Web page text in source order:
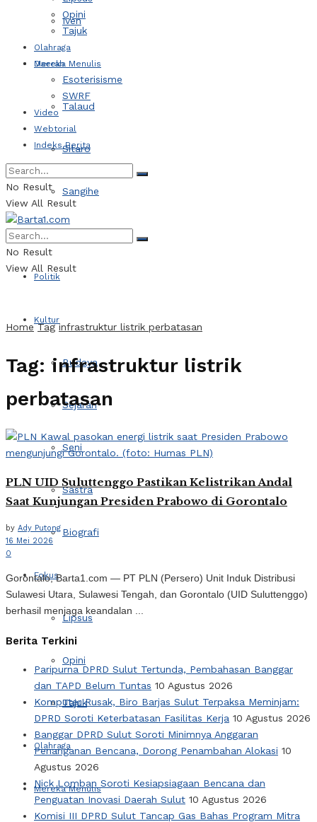
Iven
Daerah
Talaud
Sitaro
Sangihe
Politik
Kultur
Budaya
Sejarah
Seni
Sastra
Biografi
Fokus
Lipsus
Opini
Tajuk
Olahraga
Mereka Menulis
Opini
Tajuk
Olahraga
Mereka Menulis
Esoterisisme
SWRF
Video
Webtorial
Indeks Berita
No Result
View All Result
No Result
View All Result
Home Tag infrastruktur listrik perbatasan
Tag:infrastruktur listrik
perbatasan
PLN UID Suluttenggo Pastikan Kelistrikan Andal
Saat Kunjungan Presiden Prabowo di Gorontalo
by Ady Putong
16 Mei 2026
0
Gorontalo, Barta1.com — PT PLN (Persero) Unit Induk Distribusi
Sulawesi Utara, Sulawesi Tengah, dan Gorontalo (UID Suluttenggo)
berhasil menjaga keandalan ...
Berita Terkini
Paripurna DPRD Sulut Tertunda, Pembahasan Banggar
dan TAPD Belum Tuntas 10 Agustus 2026
Komputer Rusak, Biro Barjas Sulut Terpaksa Meminjam:
DPRD Soroti Keterbatasan Fasilitas Kerja 10 Agustus 2026
Banggar DPRD Sulut Soroti Minimnya Anggaran
Penanganan Bencana, Dorong Penambahan Alokasi 10
Agustus 2026
Nick Lomban Soroti Kesiapsiagaan Bencana dan
Penguatan Inovasi Daerah Sulut 10 Agustus 2026
Komisi III DPRD Sulut Tancap Gas Bahas Program Mitra